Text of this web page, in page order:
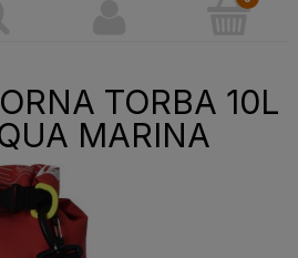
TORBA 10L
MARINA